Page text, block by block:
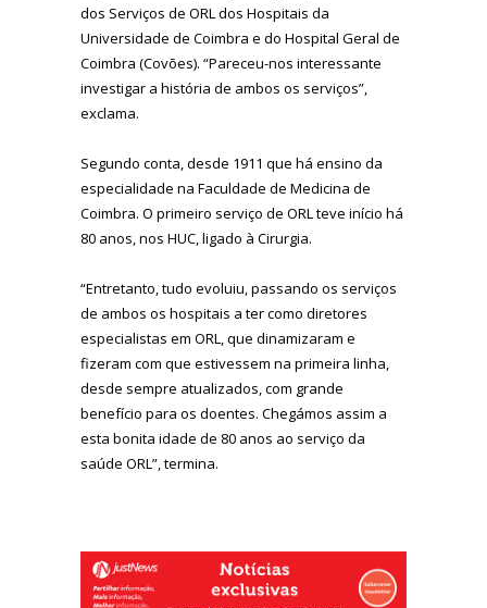
dos Serviços de ORL dos Hospitais da
Universidade de Coimbra e do Hospital Geral de
Coimbra (Covões). “Pareceu-nos interessante
investigar a história de ambos os serviços”,
exclama.
Segundo conta, desde 1911 que há ensino da
especialidade na Faculdade de Medicina de
Coimbra. O primeiro serviço de ORL teve início há
80 anos, nos HUC, ligado à Cirurgia.
“Entretanto, tudo evoluiu, passando os serviços
de ambos os hospitais a ter como diretores
especialistas em ORL, que dinamizaram e
fizeram com que estivessem na primeira linha,
desde sempre atualizados, com grande
benefício para os doentes. Chegámos assim a
esta bonita idade de 80 anos ao serviço da
saúde ORL”, termina.